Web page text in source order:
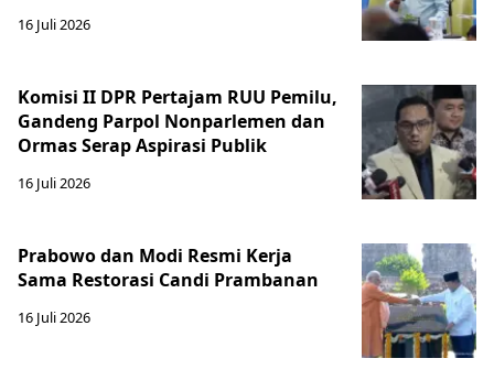
16 Juli 2026
Komisi II DPR Pertajam RUU Pemilu,
Gandeng Parpol Nonparlemen dan
Ormas Serap Aspirasi Publik
16 Juli 2026
Prabowo dan Modi Resmi Kerja
Sama Restorasi Candi Prambanan
16 Juli 2026